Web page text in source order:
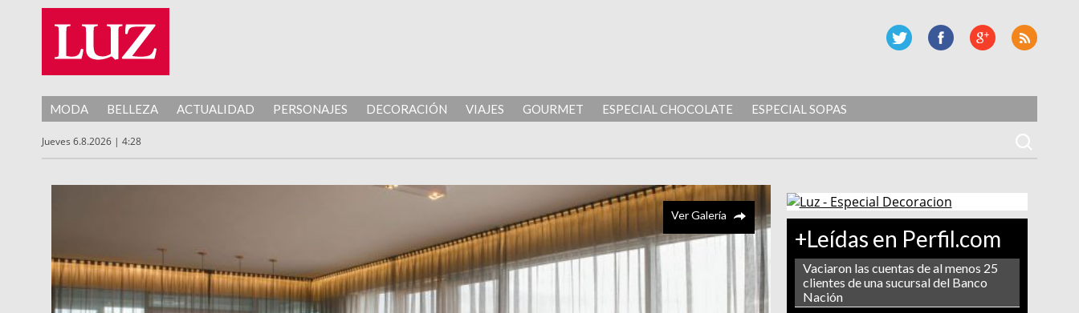
MODA BELLEZA ACTUALIDAD PERSONAJES DECORACIÓN VIAJES GOURMET ESPECIAL CHOCOLATE ESPECIAL SOPAS
Jueves 6.8.2026 | 4:28
+Leídas en Perfil.com
Vaciaron las cuentas de al menos 25
clientes de una sucursal del Banco
Nación
Ver Galería